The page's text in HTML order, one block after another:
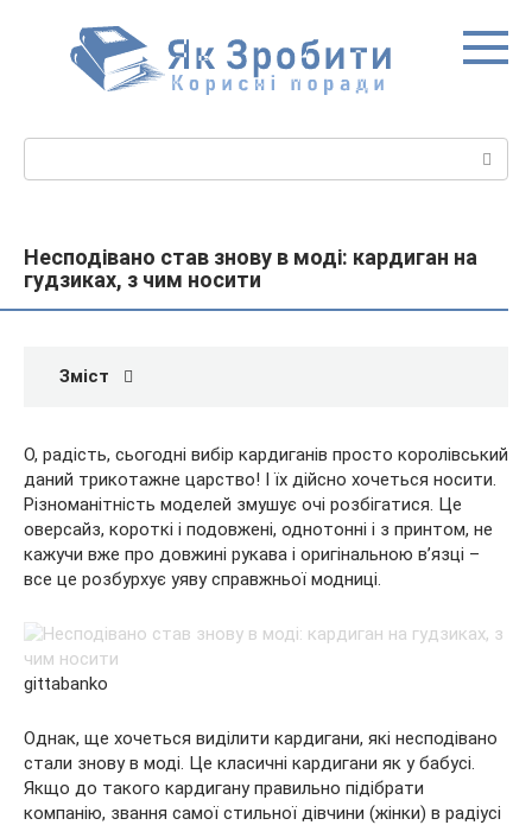
Несподівано став знову в моді: кардиган на
гудзиках, з чим носити
Зміст
О, радість, сьогодні вибір кардиганів просто королівський
даний трикотажне царство! І їх дійсно хочеться носити.
Різноманітність моделей змушує очі розбігатися. Це
оверсайз, короткі і подовжені, однотонні і з принтом, не
кажучи вже про довжині рукава і оригінальною в’язці –
все це розбурхує уяву справжньої модниці.
gittabanko
Однак, ще хочеться виділити кардигани, які несподівано
стали знову в моді. Це класичні кардигани як у бабусі.
Якщо до такого кардигану правильно підібрати
компанію, звання самої стильної дівчини (жінки) в радіусі